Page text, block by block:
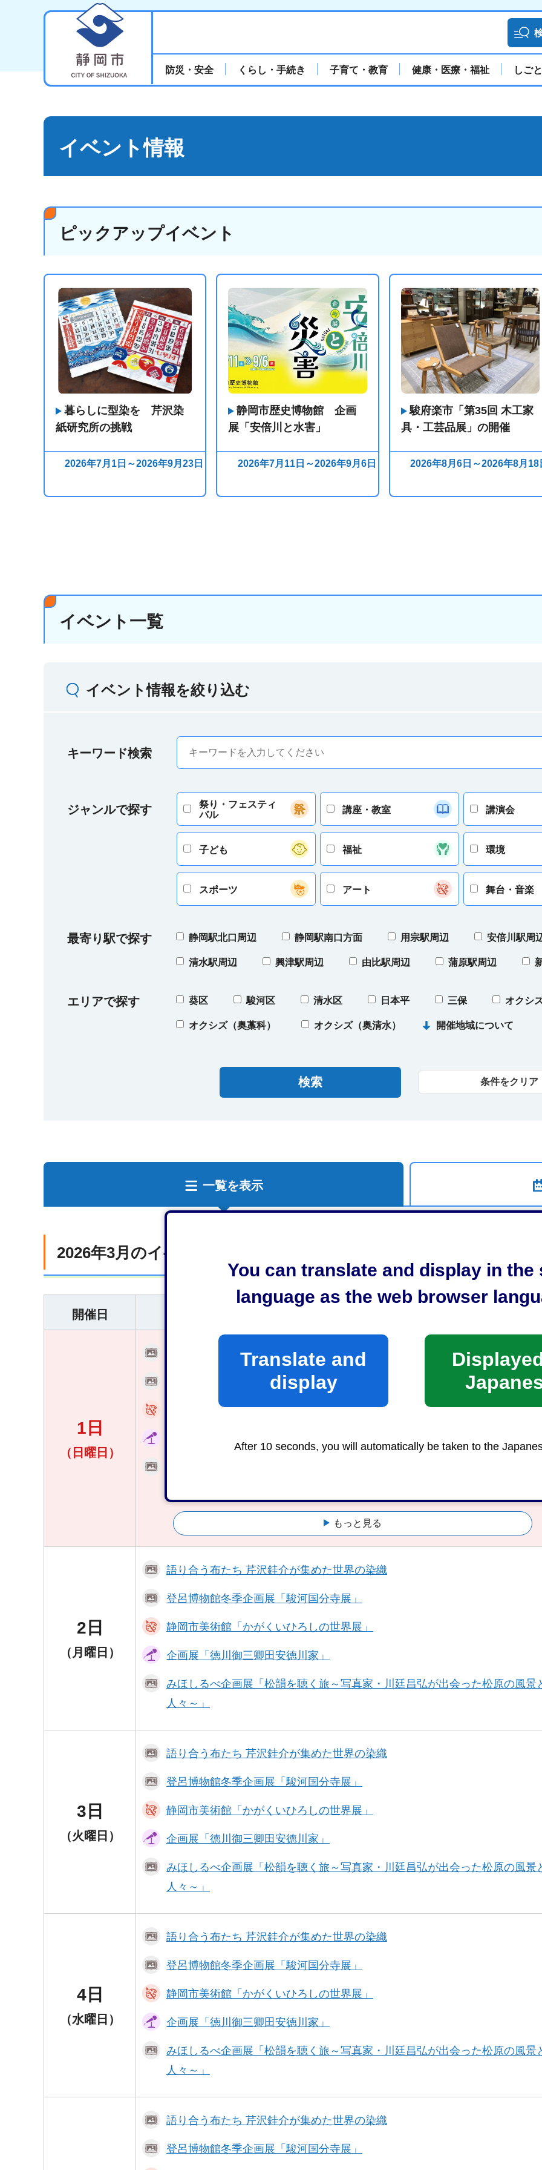
You can translate and display in the
language as the web browser
Translate and
display
After 10 seconds, you will automatically be taken to the
防災・安全 くらし・手続き 子育て・教育 健康・医療・福祉 しご
イベント情報
ピックアップイベント
暮らしに型染を 芹沢染
紙研究所の挑戦
2026年7月1日～2026年9月23日
静岡市歴史博物館 企画
展「安倍川と水害」
2026年7月11日～2026年9月6日
駿府楽市「第35回 木工家
具・工芸品展」の開催
2026年8月6日～2026年8月18
イベント一覧
イベント情報を絞り込む
キーワード検索
ジャンルで探す
祭り・フェスティ
バル
講座・教室 講演会
子ども 福祉 環境
スポーツ アート 舞台・音楽
最寄り駅で探す 静岡駅北口周辺 静岡駅南口方面 用宗駅周辺 安倍川駅周
清水駅周辺 興津駅周辺 由比駅周辺 蒲原駅周辺
エリアで探す 葵区 駿河区 清水区 日本平 三保 オクシ
オクシズ（奥藁科） オクシズ（奥清水） 開催地域について
条件をクリア
一覧を表示
2026年3月のイベント
開催日
1日
（日曜日）
語り合う布たち 芹沢銈介が集めた世界の染織
登呂博物館冬季企画展「駿河国分寺展」
静岡市美術館「かがくいひろしの世界展」
もっと見る
2日
（月曜日）
語り合う布たち 芹沢銈介が集めた世界の染織
登呂博物館冬季企画展「駿河国分寺展」
静岡市美術館「かがくいひろしの世界展」
企画展「徳川御三卿田安徳川家」
みほしるべ企画展「松韻を聴く旅～写真家・川廷昌弘が出会った松原の風景
人々～」
3日
（火曜日）
語り合う布たち 芹沢銈介が集めた世界の染織
登呂博物館冬季企画展「駿河国分寺展」
静岡市美術館「かがくいひろしの世界展」
企画展「徳川御三卿田安徳川家」
みほしるべ企画展「松韻を聴く旅～写真家・川廷昌弘が出会った松原の風景
人々～」
4日
（水曜日）
語り合う布たち 芹沢銈介が集めた世界の染織
登呂博物館冬季企画展「駿河国分寺展」
静岡市美術館「かがくいひろしの世界展」
企画展「徳川御三卿田安徳川家」
みほしるべ企画展「松韻を聴く旅～写真家・川廷昌弘が出会った松原の風景
人々～」
語り合う布たち 芹沢銈介が集めた世界の染織
登呂博物館冬季企画展「駿河国分寺展」